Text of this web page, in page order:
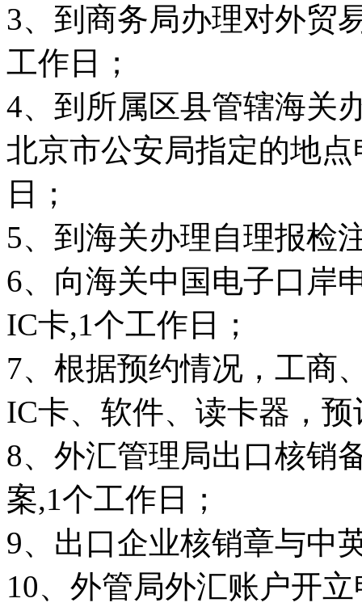
3、到商务局办理对外贸
工作日；
4、到所属区县管辖海关
北京市公安局指定的地
日；
5、到海关办理自理报检
6、向海关中国电子口岸
IC卡,1个工作日；
7、根据预约情况，工商
IC卡、软件、读卡器，
8、外汇管理局出口核销
案,1个工作日；
9、出口企业核销章与中
10、外管局外汇账户开